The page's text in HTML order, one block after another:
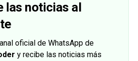
las noticias al
oficial de WhatsApp de
y recibe las noticias más